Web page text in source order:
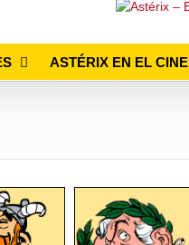
ASTÉRIX EN EL CINE